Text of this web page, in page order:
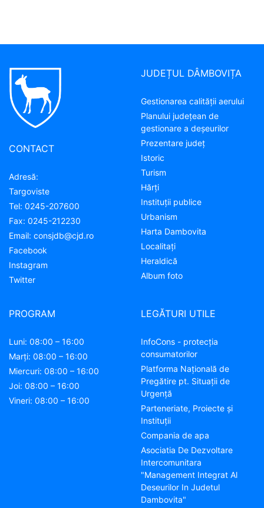
CONTACT
Adresă:
Targoviste
Tel: 0245-207600
Fax: 0245-212230
Email: consjdb@cjd.ro
Facebook
Instagram
Twitter
JUDEȚUL DÂMBOVIȚA
Gestionarea calității aerului
Planului județean de
gestionare a deșeurilor
Prezentare judeţ
Istoric
Turism
Hărţi
Instituţii publice
Urbanism
Harta Dambovita
Localitaţi
Heraldică
Album foto
LEGĂTURI UTILE
InfoCons - protecția
consumatorilor
Platforma Națională de
Pregătire pt. Situații de
Urgență
Parteneriate, Proiecte și
Instituții
Compania de apa
Asociatia De Dezvoltare
Intercomunitara
"Management Integrat Al
Deseurilor In Judetul
Dambovita"
PROGRAM
Luni: 08:00 – 16:00
Marți: 08:00 – 16:00
Miercuri: 08:00 – 16:00
Joi: 08:00 – 16:00
Vineri: 08:00 – 16:00